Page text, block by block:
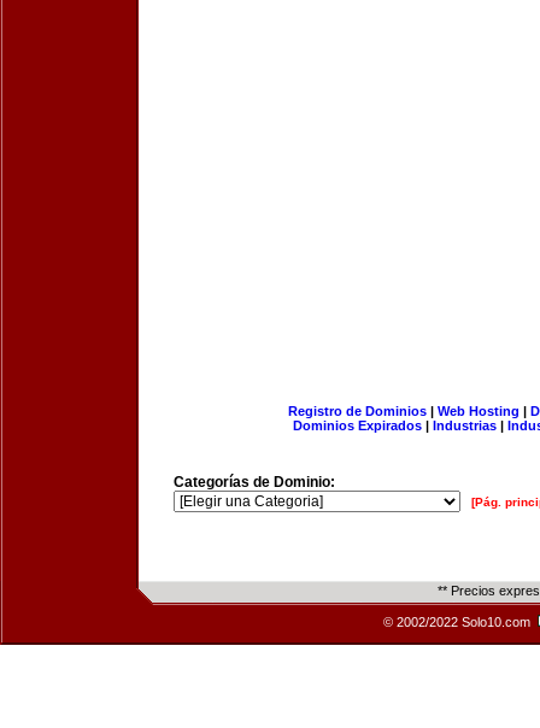
Registro de Dominios| Web Hosting |
Dominios Expirados | Industrias |
Categorías de Dominio:
[Pág.
** Precios
© 2002/2022 Solo10.com